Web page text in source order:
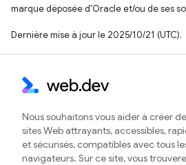
marque déposée d'Oracle et/ou de ses
Dernière mise à jour le 2025/10/21 (UTC).
Nous souhaitons vous aider à créer
sites Web attrayants, accessibles,
et sécurisés, compatibles avec tous
navigateurs. Sur ce site, vous